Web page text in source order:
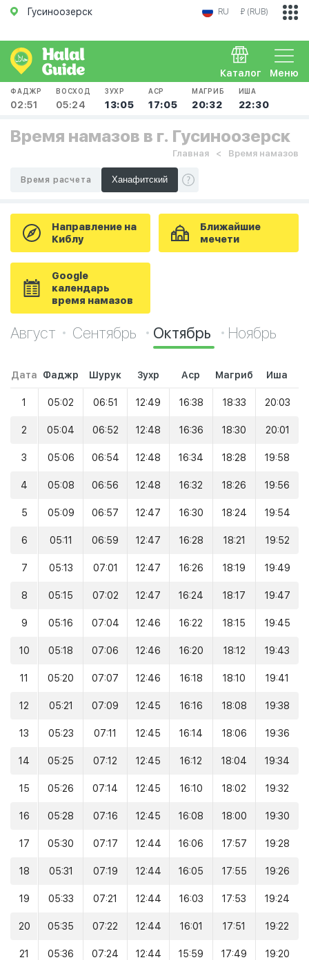
Гусиноозерск RU ₽ (RUB)
Меню
Каталог
ФАДЖР
02:51
ВОСХОД
05:24
ЗУХР
13:05
АСР
17:05
МАГРИБ
20:32
ИША
22:30
Время намазов в г. Гусиноозерск
Главная Время намазов
Время расчета
Направление на
Киблу
Ближайшие
мечети
Google
календарь
время намазов
Август Сентябрь Октябрь Ноябрь
Дата Фаджр Шурук Зухр Аср Магриб Иша
1 05:02 06:51 12:49 16:38 18:33 20:03
2 05:04 06:52 12:48 16:36 18:30 20:01
3 05:06 06:54 12:48 16:34 18:28 19:58
4 05:08 06:56 12:48 16:32 18:26 19:56
5 05:09 06:57 12:47 16:30 18:24 19:54
6 05:11 06:59 12:47 16:28 18:21 19:52
7 05:13 07:01 12:47 16:26 18:19 19:49
8 05:15 07:02 12:47 16:24 18:17 19:47
9 05:16 07:04 12:46 16:22 18:15 19:45
10 05:18 07:06 12:46 16:20 18:12 19:43
11 05:20 07:07 12:46 16:18 18:10 19:41
12 05:21 07:09 12:45 16:16 18:08 19:38
13 05:23 07:11 12:45 16:14 18:06 19:36
14 05:25 07:12 12:45 16:12 18:04 19:34
15 05:26 07:14 12:45 16:10 18:02 19:32
16 05:28 07:16 12:45 16:08 18:00 19:30
17 05:30 07:17 12:44 16:06 17:57 19:28
18 05:31 07:19 12:44 16:05 17:55 19:26
19 05:33 07:21 12:44 16:03 17:53 19:24
20 05:35 07:22 12:44 16:01 17:51 19:22
21 05:36 07:24 12:44 15:59 17:49 19:20